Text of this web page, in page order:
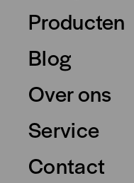
Producten
Blog
Over ons
Service
Contact